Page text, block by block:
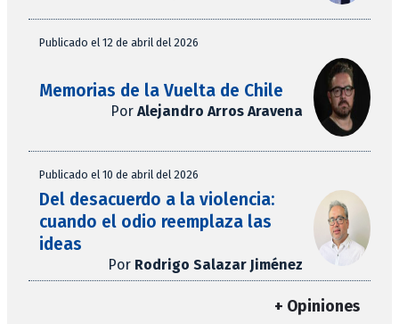
Publicado el 12 de abril del 2026
Memorias de la Vuelta de Chile
Por Alejandro Arros Aravena
Publicado el 10 de abril del 2026
Del desacuerdo a la violencia:
cuando el odio reemplaza las
ideas
Por Rodrigo Salazar Jiménez
+ Opiniones